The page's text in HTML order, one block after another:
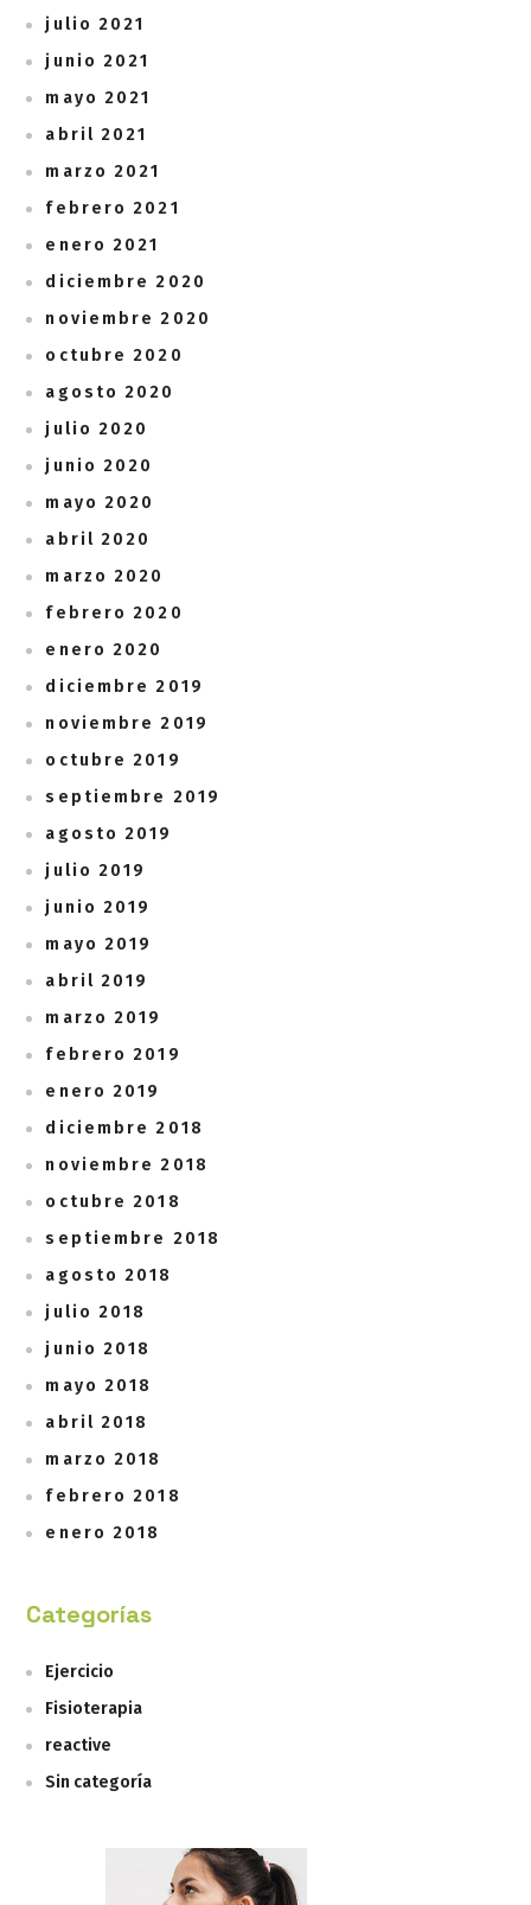
julio 2021
junio 2021
mayo 2021
abril 2021
marzo 2021
febrero 2021
enero 2021
diciembre 2020
noviembre 2020
octubre 2020
agosto 2020
julio 2020
junio 2020
mayo 2020
abril 2020
marzo 2020
febrero 2020
enero 2020
diciembre 2019
noviembre 2019
octubre 2019
septiembre 2019
agosto 2019
julio 2019
junio 2019
mayo 2019
abril 2019
marzo 2019
febrero 2019
enero 2019
diciembre 2018
noviembre 2018
octubre 2018
septiembre 2018
agosto 2018
julio 2018
junio 2018
mayo 2018
abril 2018
marzo 2018
febrero 2018
enero 2018
Categorías
Ejercicio
Fisioterapia
reactive
Sin categoría